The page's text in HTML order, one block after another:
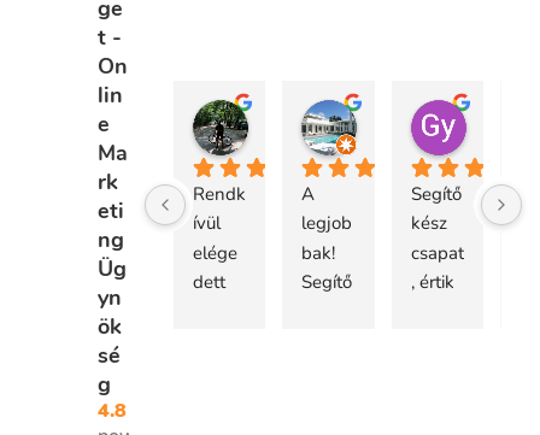
ge
t -
On
lin
e
Ma
rk
eti
ng
Üg
yn
ök
sé
g
4.8
P Pataki
2 év telt el
Rendk
ívül
elége
dett
Ágnes Pogács
2 év telt el
A
legjob
bak!
Segítő
Gyula
2 év telt
Segítő
kész
csapat
, értik